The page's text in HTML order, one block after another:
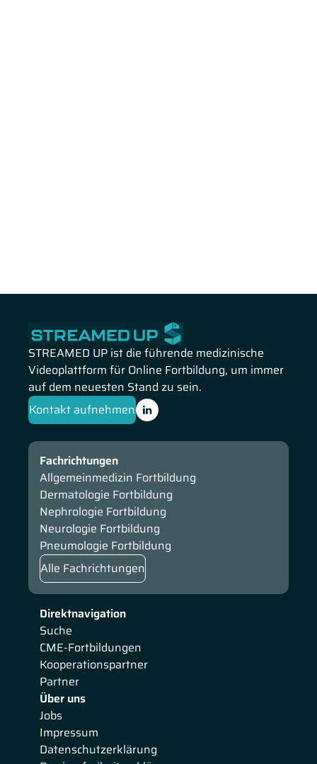
STREAMED UP ist die führende medizinische
Videoplattform für Online Fortbildung, um immer
auf dem neuesten Stand zu sein.
Kontakt aufnehmen
Direktnavigation
Suche
CME-Fortbildungen
Kooperationspartner
Partner
Über uns
Jobs
Impressum
Datenschutzerklärung
Fachrichtungen
Allgemeinmedizin Fortbildung
Dermatologie Fortbildung
Nephrologie Fortbildung
Neurologie Fortbildung
Pneumologie Fortbildung
Alle Fachrichtungen